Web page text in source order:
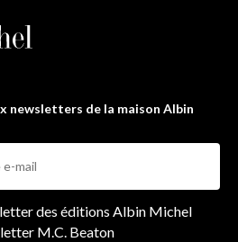
newsletters de la maison Albin
des éditions Albin Michel
M.C. Beaton